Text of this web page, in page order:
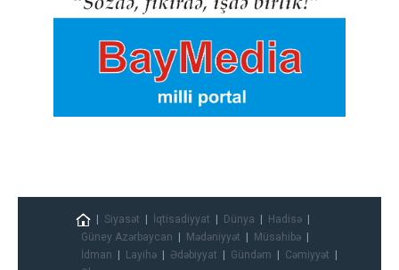
Siyasət İqtisadiyyat Dünya
Hadisə
Güney Azərbaycan
Mədəniyyət
Müsahibə
İdman
Layihə Ədəbiyyat Gündəm
Cəmiyyət